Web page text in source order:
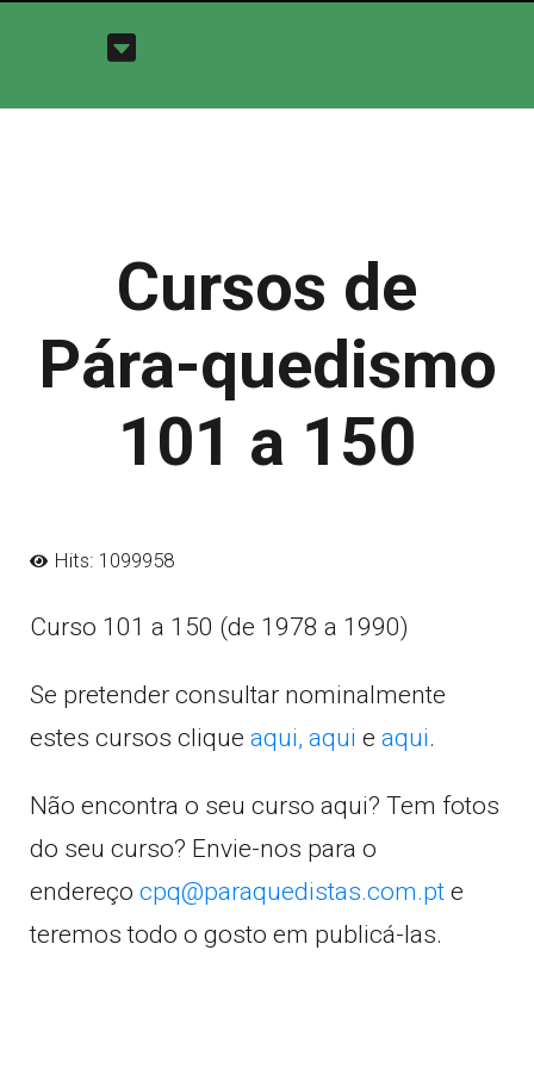
Cursos de
Pára-quedismo
101 a 150
Hits: 1099958
Curso 101 a 150 (de 1978 a 1990)
Se pretender consultar nominalmente
estes cursos clique aqui, aqui e aqui.
Não encontra o seu curso aqui? Tem fotos
do seu curso? Envie-nos para o
endereço cpq@paraquedistas.com.pt e
teremos todo o gosto em publicá-las.